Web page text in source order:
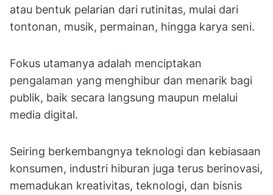
atau bentuk pelarian dari rutinitas, mulai dari
tontonan, musik, permainan, hingga karya seni.
Fokus utamanya adalah menciptakan
pengalaman yang menghibur dan menarik bagi
publik, baik secara langsung maupun melalui
media digital.
Seiring berkembangnya teknologi dan kebiasaan
konsumen, industri hiburan juga terus berinovasi,
memadukan kreativitas, teknologi, dan bisnis